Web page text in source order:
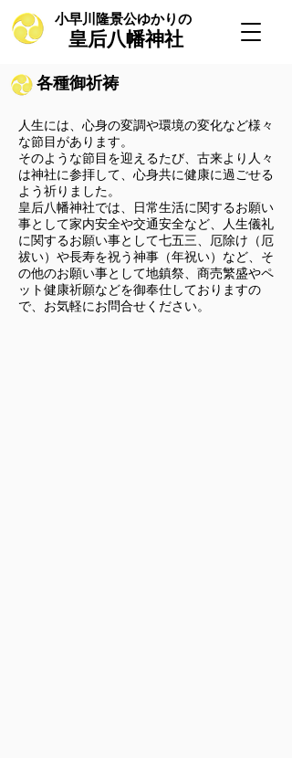
小早川隆景公ゆかりの
皇后八幡神社
​各種御祈祷
人生には、心身の変調や環境の変化など様々
な節目があります。
そのような節目を迎えるたび、古来より人々
は神社に参拝して、心身共に健康に過ごせる
よう祈りました。
皇后八幡神社では、日常生活に関するお願い
事として家内安全や交通安全など、人生儀礼
に関するお願い事として七五三、厄除け（厄
祓い）や長寿を祝う神事（年祝い）など、そ
の他のお願い事として地鎮祭、商売繁盛やペ
ット健康祈願などを御奉仕しておりますの
で、お気軽にお問合せください。